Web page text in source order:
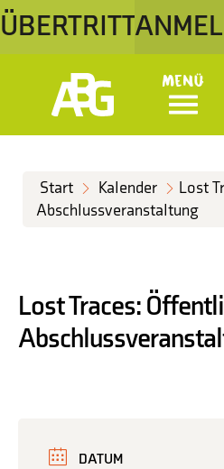
ÜBERTRITT
Menü
Start Kalender
Lost
Abschlussveranstaltung
Lost Traces:
DATUM